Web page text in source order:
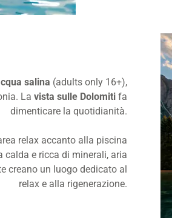
salina (adults only 16+),
La vista sulle Dolomiti fa
dimenticare la quotidianità.
relax accanto alla piscina
e ricca di minerali, aria
creano un luogo dedicato al
relax e alla rigenerazione.